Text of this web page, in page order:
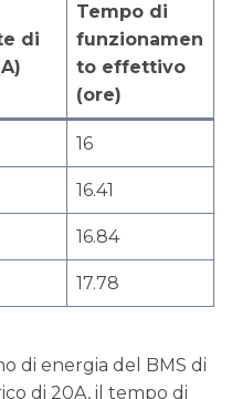
di
Tempo di
funzionamen
to effettivo
(ore)
16
16.41
16.84
17.78
di energia del BMS di
di 20A, il tempo di